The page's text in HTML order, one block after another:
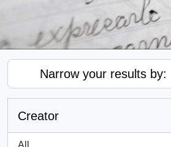
Narrow your results by:
Creator
All